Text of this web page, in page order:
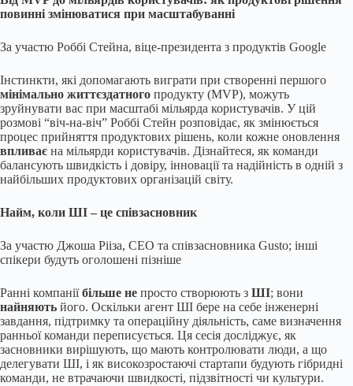
повинні змінюватися при масштабуванні
За участю Роббі Стейна, віце-президента з продуктів Google
Інстинкти, які допомагають виграти при створенні першого
мінімально життєздатного продукту (MVP), можуть
зруйнувати вас при масштабі мільярда користувачів. У цій
розмові “віч-на-віч” Роббі Стейн розповідає, як змінюється
процес прийняття продуктових рішень, коли кожне оновлення
впливає на мільярди користувачів. Дізнайтеся, як команди
балансують швидкість і довіру, інновації та надійність в одній з
найбільших продуктових організацій світу.
Найм, коли ШІ – це співзасновник
За участю Джоша Рііза, CEO та співзасновника Gusto; інші
спікери будуть оголошені пізніше
Ранні компаніїбільше не просто створюють з ШІ; вони
найняють його. Оскільки агент ШІ бере на себе інженерні
завдання, підтримку та операційну діяльність, саме визначення
ранньої команди переписується. Ця сесія досліджує, як
засновники вирішують, що мають контролювати люди, а що
делегувати ШІ, і як високозростаючі стартапи будують гібридні
команди, не втрачаючи швидкості, підзвітності чи культури.